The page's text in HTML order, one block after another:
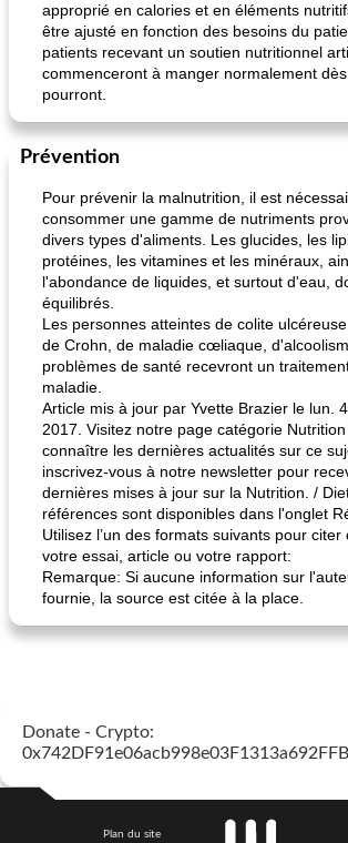
approprié en calories et en éléments
être ajusté en fonction des besoins du
patients recevant un soutien nutritionnel
commenceront à manger normalement
pourront.
Prévention
Pour prévenir la malnutrition, il est
consommer une gamme de nutriments
divers types d'aliments. Les glucides, les
protéines, les vitamines et les minéraux,
l'abondance de liquides, et surtout d'eau,
équilibrés.
Les personnes atteintes de colite
de Crohn, de maladie cœliaque,
problèmes de santé recevront un
maladie.
Article mis à jour par Yvette Brazier le lun.
2017. Visitez notre page catégorie
connaître les dernières actualités sur ce
inscrivez-vous à notre newsletter pour
dernières mises à jour sur la Nutrition. /
références sont disponibles dans l'onglet
Utilisez l’un des formats suivants pour
votre essai, article ou votre rapport:
Remarque: Si aucune information sur
fournie, la source est citée à la place.
Donate - Crypto:
Plan du site